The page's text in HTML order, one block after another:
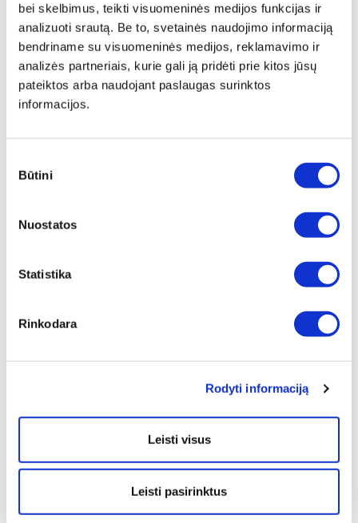
bei skelbimus, teikti visuomeninės medijos funkcijas ir
analizuoti srautą. Be to, svetainės naudojimo informaciją
bendriname su visuomeninės medijos, reklamavimo ir
analizės partneriais, kurie gali ją pridėti prie kitos jūsų
pateiktos arba naudojant paslaugas surinktos
informacijos.
pasirinkimas
Būtini
Nuostatos
Statistika
Rinkodara
Rodyti informaciją
Leisti visus
Leisti pasirinktus
LED DARBINIS ŠVIESTUVAS
ERGOPOWER BLADE
Peržiūrėti
LED DARBINIS ŠVIESTUVAS 8+1
USB-C
Peržiūrėti
1.5 V
Žiūrėti detaliau
PROŽEKTORIUS W1R ULTRA
Peržiūrėti
AKUMULIATORINIS ŠVIESTUVAS
Peržiūrėti